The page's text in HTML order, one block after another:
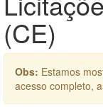
(CE)
Obs: Estamos
acesso completo,